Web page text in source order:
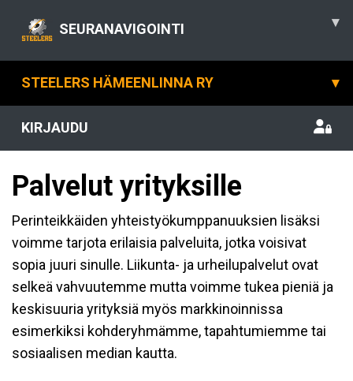
SEURANAVIGOINTI ▾
STEELERS HÄMEENLINNA RY ▾
KIRJAUDU
Palvelut yrityksille
Perinteikkäiden yhteistyökumppanuuksien lisäksi
voimme tarjota erilaisia palveluita, jotka voisivat
sopia juuri sinulle. Liikunta- ja urheilupalvelut ovat
selkeä vahvuutemme mutta voimme tukea pieniä ja
keskisuuria yrityksiä myös markkinoinnissa
esimerkiksi kohderyhmämme, tapahtumiemme tai
sosiaalisen median kautta.